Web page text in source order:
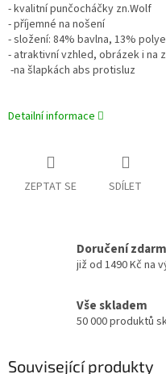
- kvalitní punčocháčky zn.Wolf
- příjemné na nošení
- složení: 84% bavlna, 13%
- atraktivní vzhled, obrázek i na
-na šlapkách abs protisluz
Detailní informace
ZEPTAT SE SDÍLET
Doručení
již od 1490 Kč na
Vše skladem
50 000 produktů
Související produkty